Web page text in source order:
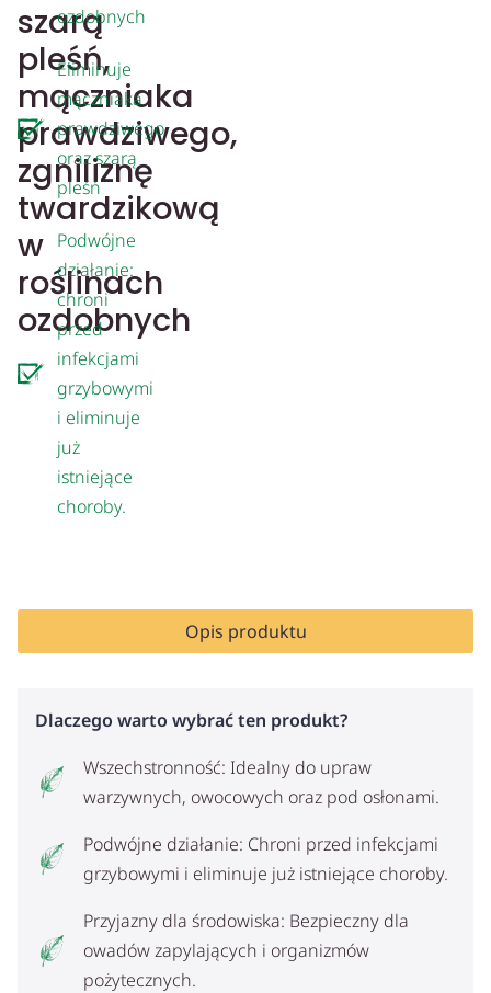
szarą
pleśń,
mączniaka
prawdziwego,
zgniliznę
twardzikową
w
roślinach
ozdobnych
ozdobnych
Eliminuje
mączniaka
prawdziwego
oraz szarą
pleśń
Podwójne
działanie:
chroni
przed
infekcjami
grzybowymi
i eliminuje
już
istniejące
choroby.
Opis produktu
Dlaczego warto wybrać ten produkt?
Wszechstronność: Idealny do upraw
warzywnych, owocowych oraz pod osłonami.
Podwójne działanie: Chroni przed infekcjami
grzybowymi i eliminuje już istniejące choroby.
Przyjazny dla środowiska: Bezpieczny dla
owadów zapylających i organizmów
pożytecznych.